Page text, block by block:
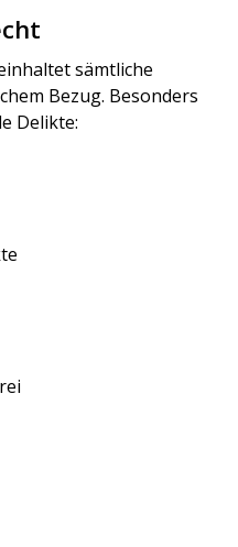
sämtliche
Bezug. Besonders
Delikte: